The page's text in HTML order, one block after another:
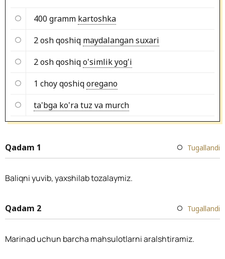
400 gramm kartoshka
2 osh qoshiq maydalangan suxari
2 osh qoshiqo'simlik yog'i
1 choy qoshiqoregano
ta'bga ko'ra tuz va murch
Qadam 1 Tugallandi
Baliqni yuvib, yaxshilab tozalaymiz.
Qadam 2 Tugallandi
Marinad uchun barcha mahsulotlarni aralshtiramiz.